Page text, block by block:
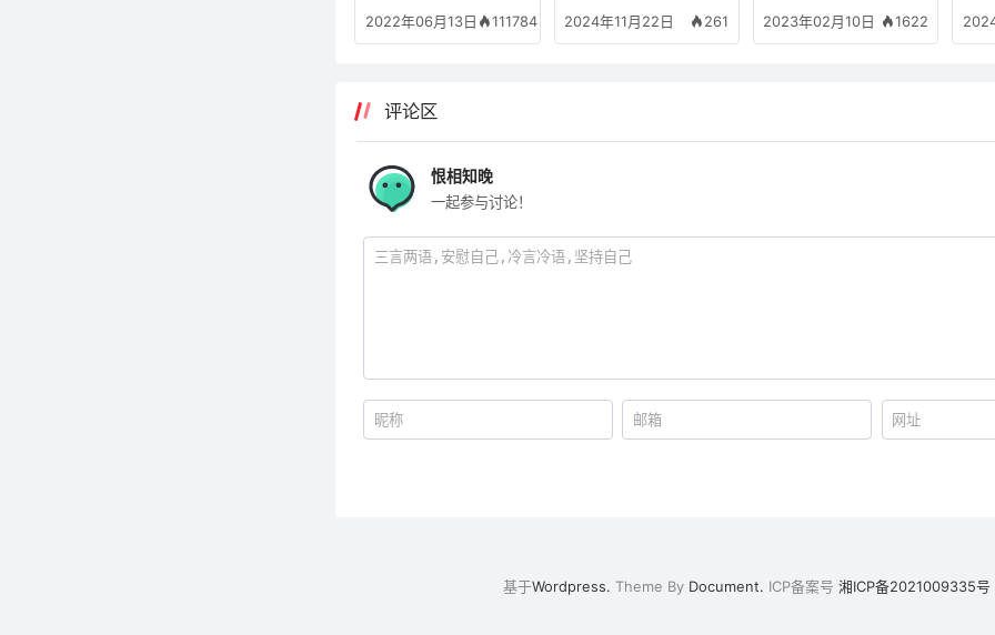
2022年06月13日 111784 2024年11月22日 261 2023年02月10日 1622
评论区
恨相知晚
一起参与讨论！
基于Wordpress. Theme By Document. ICP备案号 湘ICP备2021009335号